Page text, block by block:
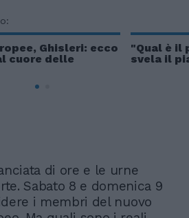
Ghisleri: ecco
cuore delle
"Qual è il
svela il
di ore e le urne
Sabato 8 e domenica 9
i membri del nuovo